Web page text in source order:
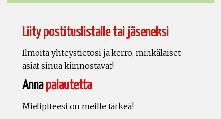
Liity postituslistalle tai jäseneksi
Ilmoita yhteystietosi ja kerro, minkälaiset
asiat sinua kiinnostavat!
Annapalautetta
Mielipiteesi on meille tärkeä!